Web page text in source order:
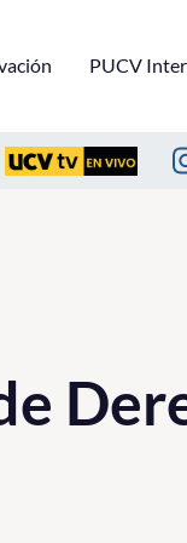
PUCV